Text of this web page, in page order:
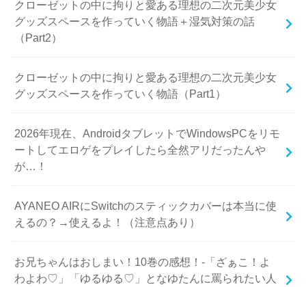
クローゼットの中に拘りと愛ある理想の二次元美少女
グッズスペースを作っていく物語＋湿気対策の話
（Part2）
クローゼットの中に拘りと愛ある理想の二次元美少女
グッズスペースを作っていく物語（Part1）
2026年現在、AndroidタブレットでWindowsPCをリモ
ートしてエロゲをプレイしたら全然アリだったんや
が…！
AYANEO AIRにSwitchのスティックカバーは本当に使
えるの？→使えるよ！（注意点あり）
お兄ちゃんはおしまい！10巻の感想！-「ざぁこ！よ
わよわ♡」「ゆるゆる♡」となゆたんに罵られたい人